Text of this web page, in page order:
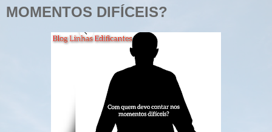
MOMENTOS DIFÍCEIS?